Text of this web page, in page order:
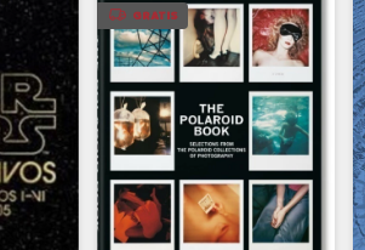
GRATIS